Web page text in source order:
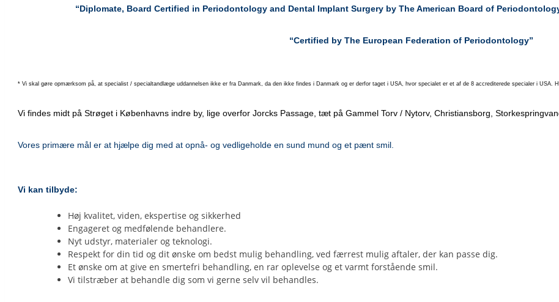
“Diplomate, Board Certified in Periodontology and Dental Implant Surgery by The American Board of
“Certified by The European Federation of Periodontology”
* Vi skal gøre opmærksom på, at specialist / specialtandlæge uddannelsen ikke er fra Danmark, da den ikke findes i Danmark og er derfor taget i USA, hvor specialet er et af de 8 accrediterede specialer i USA.
Vi findes midt på Strøget i Københavns indre by, lige overfor Jorcks Passage, tæt på Gammel Torv / Nytorv, Christiansborg,
Vores primære mål er at hjælpe dig med at opnå- og vedligeholde en sund mund og et pænt smil.
Vi kan tilbyde:
Høj kvalitet, viden, ekspertise og sikkerhed
Engageret og medfølende behandlere.
Nyt udstyr, materialer og teknologi.
Respekt for din tid og dit ønske om bedst mulig behandling, ved færrest mulig aftaler, der kan passe dig.
Et ønske om at give en smertefri behandling, en rar oplevelse og et varmt forstående smil.
Vi tilstræber at behandle dig som vi gerne selv vil behandles.